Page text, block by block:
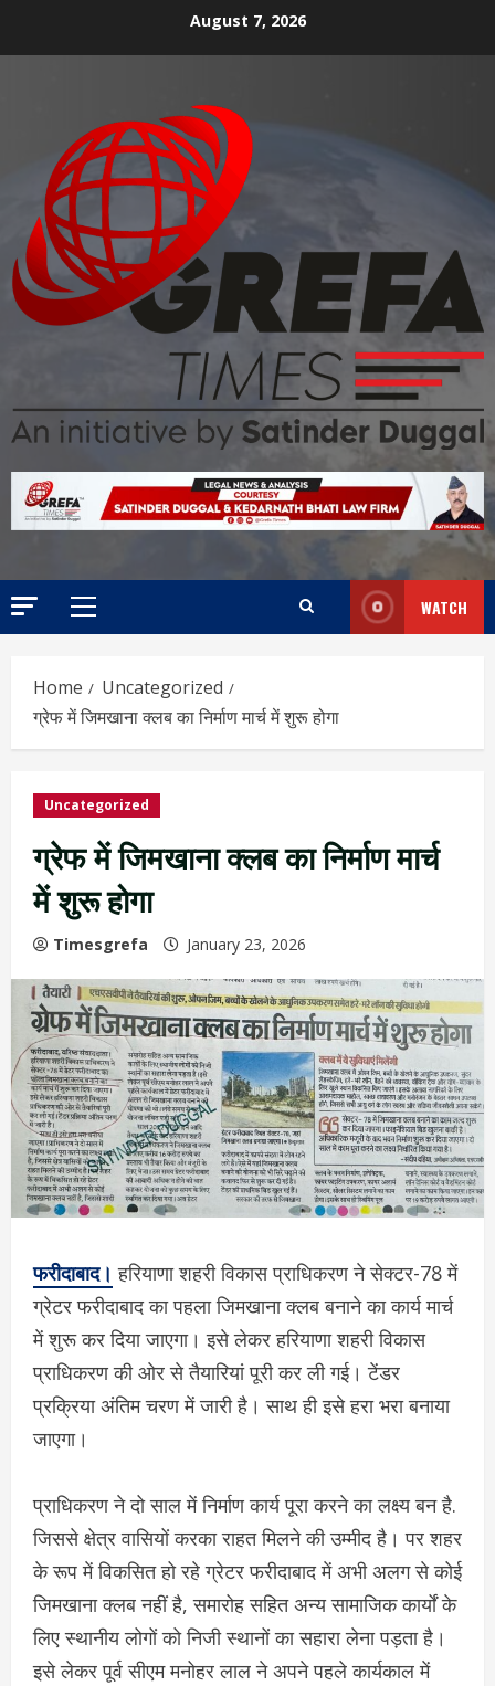
August 7, 2026
WATCH
Home
Uncategorized
ग्रेफ में जिमखाना क्लब का निर्माण मार्च में शुरू होगा
Uncategorized
ग्रेफ में जिमखाना क्लब का निर्माण मार्च
में शुरू होगा
Timesgrefa January 23, 2026
फरीदाबाद। हरियाणा शहरी विकास प्राधिकरण ने सेक्टर-78 में
ग्रेटर फरीदाबाद का पहला जिमखाना क्लब बनाने का कार्य मार्च
में शुरू कर दिया जाएगा। इसे लेकर हरियाणा शहरी विकास
प्राधिकरण की ओर से तैयारियां पूरी कर ली गई। टेंडर
प्रक्रिया अंतिम चरण में जारी है। साथ ही इसे हरा भरा बनाया
जाएगा।
प्राधिकरण ने दो साल में निर्माण कार्य पूरा करने का लक्ष्य बन है.
जिससे क्षेत्र वासियों करका राहत मिलने की उम्मीद है। पर शहर
के रूप में विकसित हो रहे ग्रेटर फरीदाबाद में अभी अलग से कोई
जिमखाना क्लब नहीं है, समारोह सहित अन्य सामाजिक कार्यों के
लिए स्थानीय लोगों को निजी स्थानों का सहारा लेना पड़ता है।
इसे लेकर पूर्व सीएम मनोहर लाल ने अपने पहले कार्यकाल में